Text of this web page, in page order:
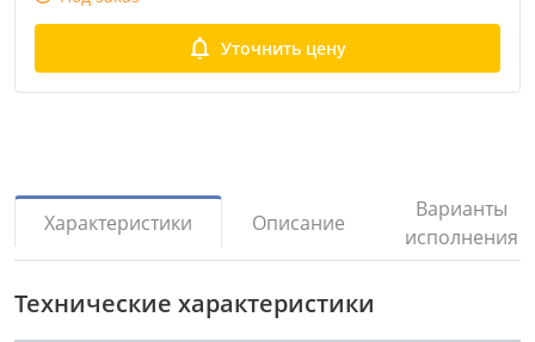
Уточнить цену
Характеристики Описание
Варианты
исполнения
Технические характеристики